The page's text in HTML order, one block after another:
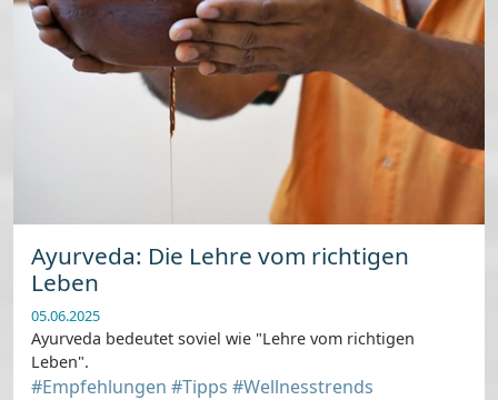
Ayurveda: Die Lehre vom richtigen
Leben
05.06.2025
Ayurveda bedeutet soviel wie "Lehre vom richtigen
Leben".
#Empfehlungen #Tipps #Wellnesstrends